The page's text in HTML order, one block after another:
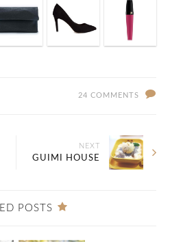
24 COMMENTS
NEXT
GUIMI HOUSE
POSTS